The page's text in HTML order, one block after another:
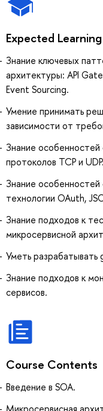
Expected
Знание ключевых
архитектуры: API
Event Sourcing.
Умение принимать
зависимости от
Знание особенностей
протоколов TCP и UDP.
Знание
технологии OAuth,
Знание подходов к
микросервисной
Уметь разрабатывать
Знание подходов к
сервисов.
Course Contents
Введение в SOA.